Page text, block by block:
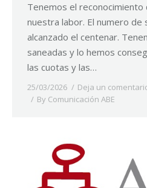
Tenemos el reconocimiento
nuestra labor. El numero de
alcanzado el centenar.
saneadas y lo hemos
las cuotas y las…
25/03/2026 Deja un
By Comunicación ABE